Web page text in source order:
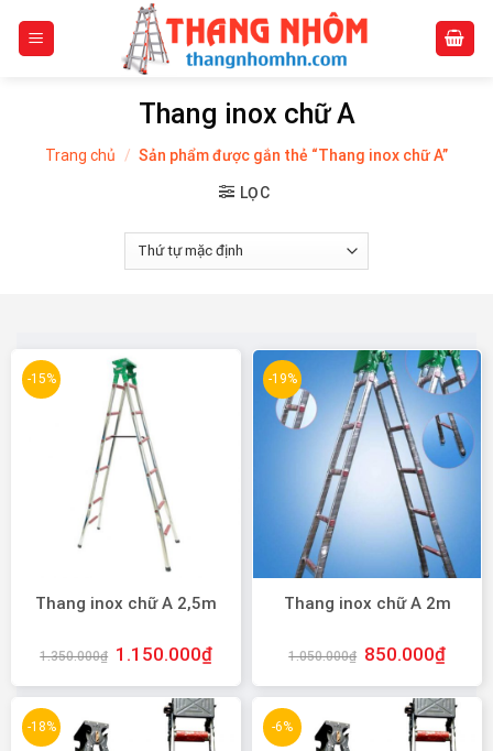
Thang inox chữ A
Trang chủ / Sản phẩm được gắn thẻ “Thang inox chữ A”
LỌC
-15%
Thang inox chữ A 2,5m
1.350.000₫ 1.150.000₫
-19%
Thang inox chữ A 2m
1.050.000₫ 850.000₫
-18% -6%